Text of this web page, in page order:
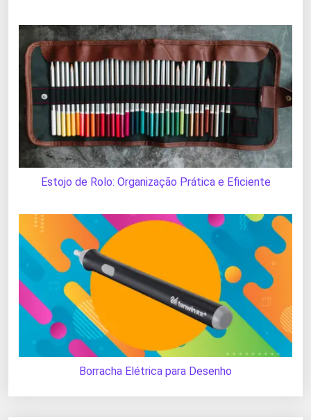
Estojo de Rolo: Organização Prática e Eficiente
Borracha Elétrica para Desenho